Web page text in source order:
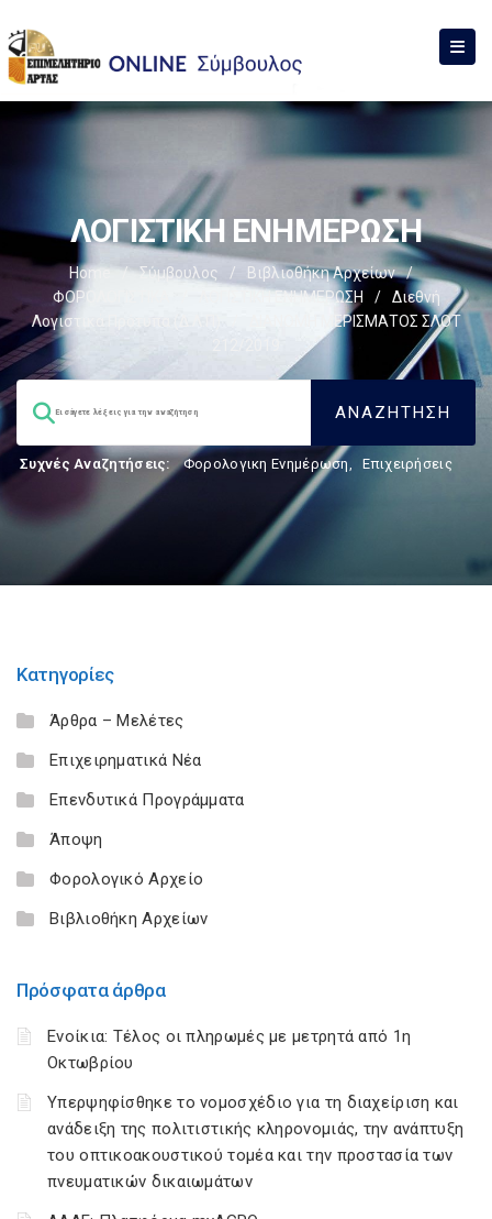
ΛΟΓΙΣΤΙΚΗ ΕΝΗΜΕΡΩΣΗ
Home / Σύμβουλος / Βιβλιοθήκη Αρχείων
/
ΦΟΡΟΛΟΓΙΣΤΙΚΑ
ΛΟΓΙΣΤΙΚΗ ΕΝΗΜΕΡΩΣΗ /
Διεθνή
Λογιστικά Πρότυπα (Δ.Λ.Π)
ΔΙΑΝΟΜΗ ΜΕΡΙΣΜΑΤΟΣ ΣΛΟΤ
Συχνές Αναζητήσεις: Φορολογικη Ενημέρωση, Επιχειρήσεις
Κατηγορίες
Άρθρα – Μελέτες
Επιχειρηματικά Νέα
Επενδυτικά Προγράμματα
Άποψη
Φορολογικό Αρχείο
Βιβλιοθήκη Αρχείων
Πρόσφατα άρθρα
Ενοίκια: Τέλος οι πληρωμές με μετρητά από 1η
Οκτωβρίου
Υπερψηφίσθηκε το νομοσχέδιο για τη διαχείριση και
ανάδειξη της πολιτιστικής κληρονομιάς, την ανάπτυξη
του οπτικοακουστικού τομέα και την προστασία των
πνευματικών δικαιωμάτων